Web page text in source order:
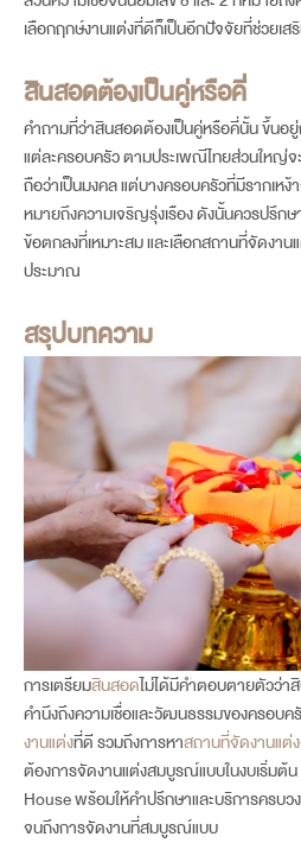
เลือกฤกษ์งานแต่งที่ดีก็เป็นอีกปัจจัยที่ช่วยเส
สินสอดต้องเป็นคู่หรือคี่
คำถามที่ว่าสินสอดต้องเป็นคู่หรือคี่นั้น ขึ้นอ
แต่ละครอบครัว ตามประเพณีไทยส่วนใหญ่จ
ถือว่าเป็นมงคล แต่บางครอบครัวที่มีรากเหง้
หมายถึงความเจริญรุ่งเรือง ดังนั้นควรปรึก
ข้อตกลงที่เหมาะสม และเลือกสถานที่จัดงา
ประมาณ
สรุปบทความ
การเตรียมสินสอดไม่ได้มีคำตอบตายตัวว่า
คำนึงถึงความเชื่อและวัฒนธรรมของครอบค
งานแต่งที่ดี รวมถึงการหาสถานที่จัดงานแต่
ต้องการจัดงานแต่งสมบูรณ์แบบในงบเริ่มต้
House พร้อมให้คำปรึกษาและบริการครบ
จนถึงการจัดงานที่สมบูรณ์แบบ